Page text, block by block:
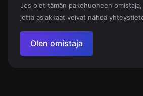
Jos olet tämän pakohuoneen
jotta asiakkaat voivat nähdä
Olen omistaja